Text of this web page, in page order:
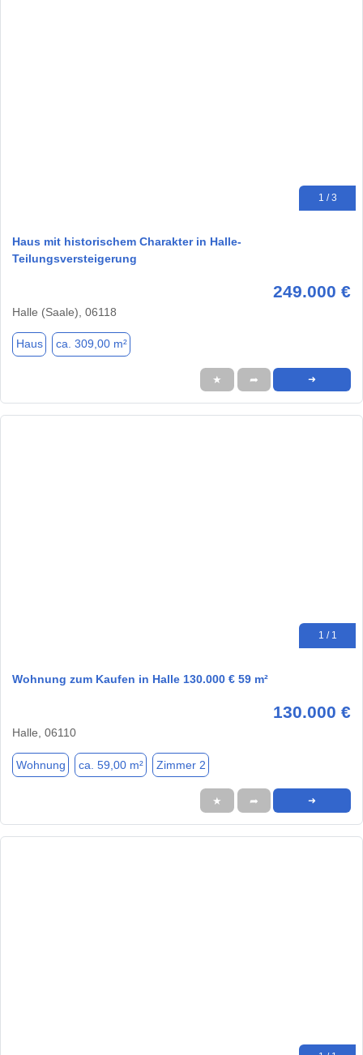
1 / 3
Haus mit historischem Charakter in Halle-
Teilungsversteigerung
249.000 €
Halle (Saale), 06118
Haus ca. 309,00 m²
★ ➦ ➜
1 / 1
Wohnung zum Kaufen in Halle 130.000 € 59 m²
130.000 €
Halle, 06110
Wohnung ca. 59,00 m² Zimmer 2
★ ➦ ➜